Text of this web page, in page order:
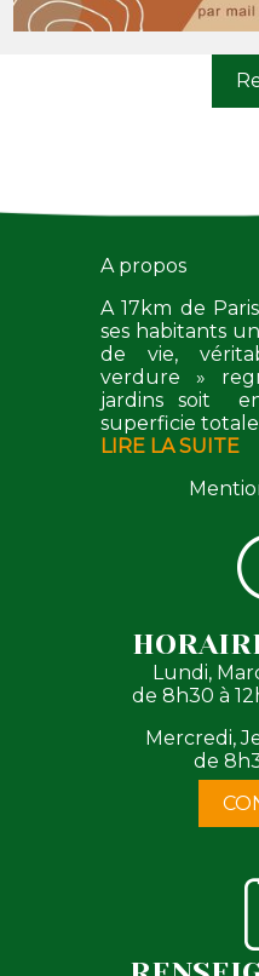
A propos
A 17km de
ses habitants
de vie,
verdure »
jardins soit
superficie
LIRE LA SUITE
Lundi,
de 8h30 à
Mercredi,
de